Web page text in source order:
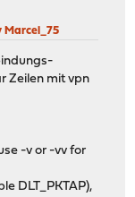
Marcel_75
Zeilen mit vpn
-v or -vv for
DLT_PKTAP),